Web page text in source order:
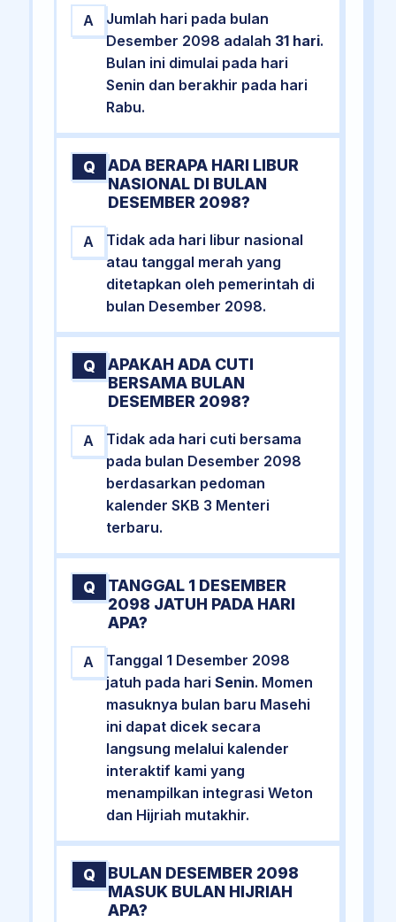
A
Jumlah hari pada bulan
Desember 2098 adalah 31 hari.
Bulan ini dimulai pada hari
Senin dan berakhir pada hari
Rabu.
Q
ADA BERAPA HARI LIBUR
NASIONAL DI BULAN
DESEMBER 2098?
A
Tidak ada hari libur nasional
atau tanggal merah yang
ditetapkan oleh pemerintah di
bulan Desember 2098.
Q
APAKAH ADA CUTI
BERSAMA BULAN
DESEMBER 2098?
A
Tidak ada hari cuti bersama
pada bulan Desember 2098
berdasarkan pedoman
kalender SKB 3 Menteri
terbaru.
Q
TANGGAL 1 DESEMBER
2098 JATUH PADA HARI
APA?
A
Tanggal 1 Desember 2098
jatuh pada hari Senin. Momen
masuknya bulan baru Masehi
ini dapat dicek secara
langsung melalui kalender
interaktif kami yang
menampilkan integrasi Weton
dan Hijriah mutakhir.
Q
BULAN DESEMBER 2098
MASUK BULAN HIJRIAH
APA?